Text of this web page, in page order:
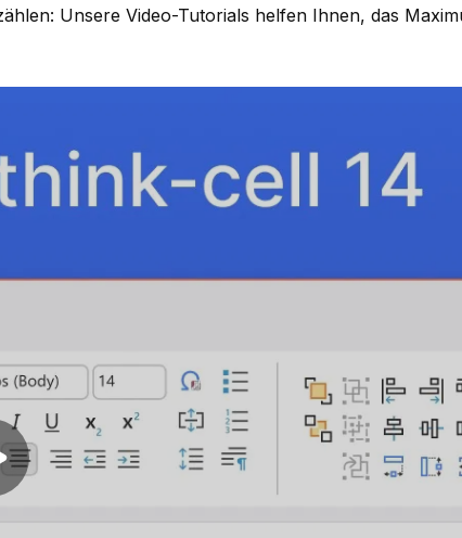
Unsere Video-Tutorials helfen Ihnen, das
video